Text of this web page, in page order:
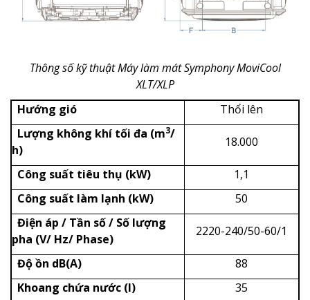
Thông số kỹ thuật Máy làm mát Symphony MoviCool
XLT/XLP
Hướng gió
Thổi lên
Lượng không khí tối đa (m3/
h)
18.000
Công suất tiêu thụ (kW)
1,1
Công suất làm lạnh (kW)
50
Điện áp / Tần số / Số lượng
pha (V/ Hz/ Phase)
2220-240/50-60/1
Độ ồn dB(A)
88
Khoang chứa nước (l)
35